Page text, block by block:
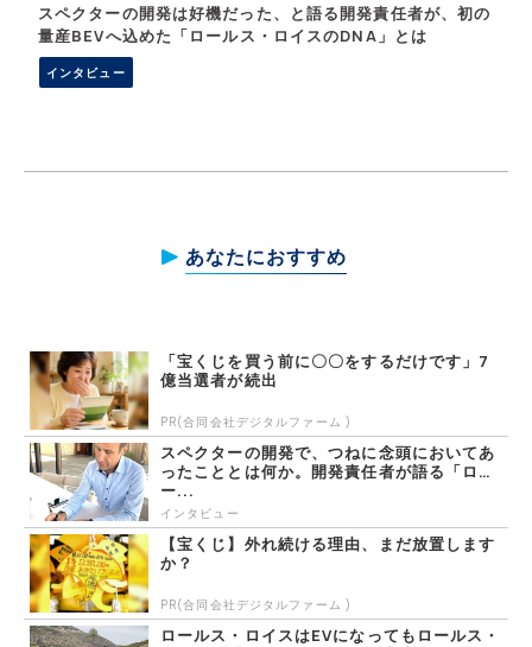
スペクターの開発は好機だった、と語る開発責任者が、初の
量産BEVへ込めた「ロールス・ロイスのDNA」とは
インタビュー
あなたにおすすめ
「宝くじを買う前に〇〇をするだけです」7
億当選者が続出
PR(合同会社デジタルファーム )
スペクターの開発で、つねに念頭においてあ
ったこととは何か。開発責任者が語る「ロ
ー...
インタビュー
【宝くじ】外れ続ける理由、まだ放置します
か？
PR(合同会社デジタルファーム )
ロールス・ロイスはEVになってもロールス・